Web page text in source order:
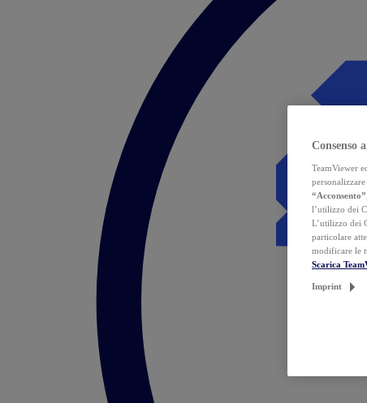
Consenso
TeamViewer
“Acconsento”
l’utilizzo dei
L’utilizzo dei
particolare
modificare le
Scarica
Imprint